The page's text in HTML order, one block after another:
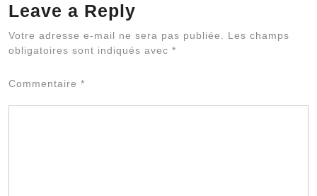
Leave a Reply
Votre adresse e-mail ne sera pas publiée.
Les champs
obligatoires sont indiqués avec *
Commentaire *